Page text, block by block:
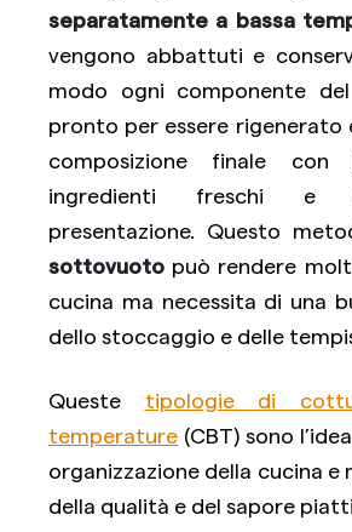
separatamente a bassa
vengono abbattuti e
modo ogni componente
pronto per essere rigenerato
composizione finale con
ingredienti freschi e
presentazione. Questo
sottovuoto può rendere
cucina ma necessita di una
dello stoccaggio e delle
Queste tipologie di
temperature (CBT) sono
organizzazione della cucina e
della qualità e del sapore